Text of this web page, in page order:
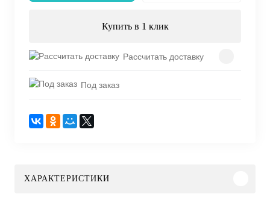
Купить в 1 клик
Рассчитать доставку
Под заказ
ХАРАКТЕРИСТИКИ